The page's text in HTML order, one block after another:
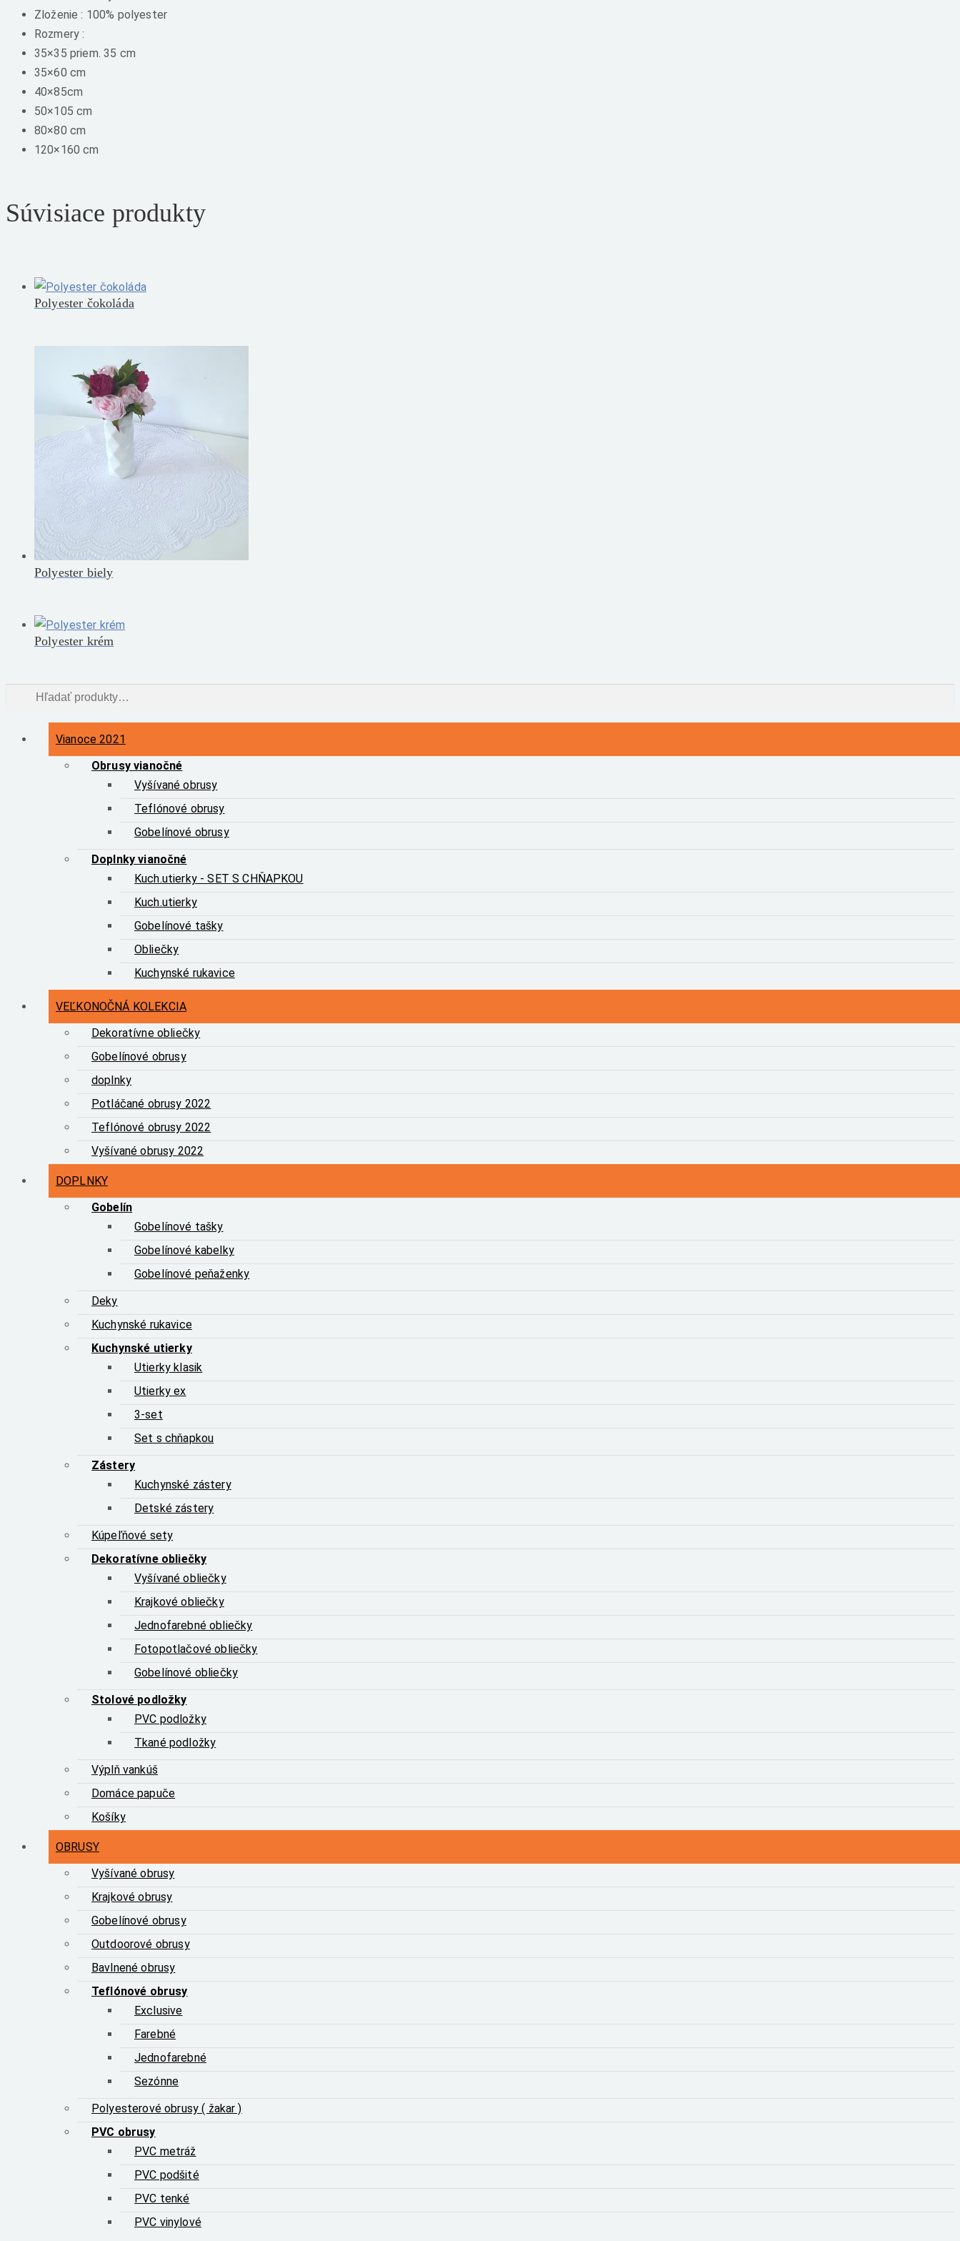
Zloženie : 100% polyester
Rozmery :
35×35 priem. 35 cm
35×60 cm
40×85cm
50×105 cm
80×80 cm
120×160 cm
Súvisiace produkty
Polyester čokoláda
Polyester biely
Polyester krém
Hľadať:
Vyhľadávanie
Vianoce 2021
Obrusy vianočné
Vyšívané obrusy
Teflónové obrusy
Gobelínové obrusy
Doplnky vianočné
Kuch.utierky - SET S CHŇAPKOU
Kuch.utierky
Gobelínové tašky
Obliečky
Kuchynské rukavice
VEĽKONOČNÁ KOLEKCIA
Dekoratívne obliečky
Gobelínové obrusy
doplnky
Potláčané obrusy 2022
Teflónové obrusy 2022
Vyšívané obrusy 2022
DOPLNKY
Gobelín
Gobelínové tašky
Gobelínové kabelky
Gobelínové peňaženky
Deky
Kuchynské rukavice
Kuchynské utierky
Utierky klasik
Utierky ex
3-set
Set s chňapkou
Zástery
Kuchynské zástery
Detské zástery
Kúpeľňové sety
Dekoratívne obliečky
Vyšívané obliečky
Krajkové obliečky
Jednofarebné obliečky
Fotopotlačové obliečky
Gobelínové obliečky
Stolové podložky
PVC podložky
Tkané podložky
Výplň vankúš
Domáce papuče
Košíky
OBRUSY
Vyšívané obrusy
Krajkové obrusy
Gobelínové obrusy
Outdoorové obrusy
Bavlnené obrusy
Teflónové obrusy
Exclusive
Farebné
Jednofarebné
Sezónne
Polyesterové obrusy ( žakar )
PVC obrusy
PVC metráž
PVC podšité
PVC tenké
PVC vinylové